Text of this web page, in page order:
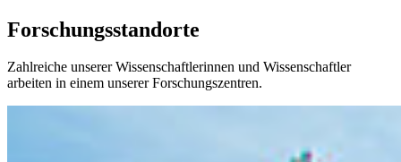
Forschungsstandorte
Zahlreiche unserer Wissenschaftlerinnen und Wissenschaftler
arbeiten in einem unserer Forschungszentren.